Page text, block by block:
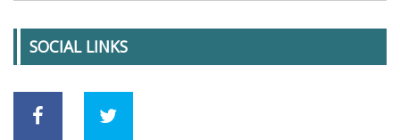
SOCIAL LINKS